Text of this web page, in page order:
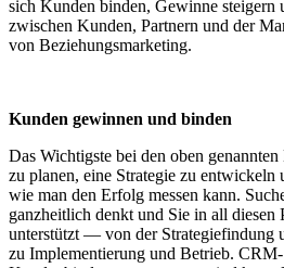
sich Kunden binden, Gewinne steigern
zwischen Kunden, Partnern und der
von Beziehungsmarketing.
Kunden gewinnen und binden
Das Wichtigste bei den oben
zu planen, eine Strategie zu entwickeln
wie man den Erfolg messen kann.
ganzheitlich denkt und Sie in all diesen
unterstützt — von der Strategiefindung
zu Implementierung und Betrieb.